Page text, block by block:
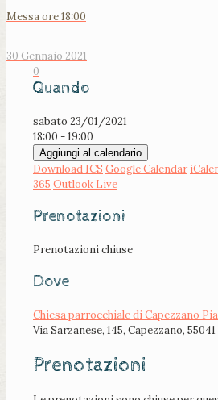
Messa ore 18:00
30 Gennaio 2021
0
Quando
sabato 23/01/2021
18:00 - 19:00
Aggiungi al calendario
Download ICS Google Calendar
365 Outlook Live
Prenotazioni
Prenotazioni chiuse
Dove
Chiesa parrocchiale di Capezzano
Via Sarzanese, 145, Capezzano, 55041
Prenotazioni